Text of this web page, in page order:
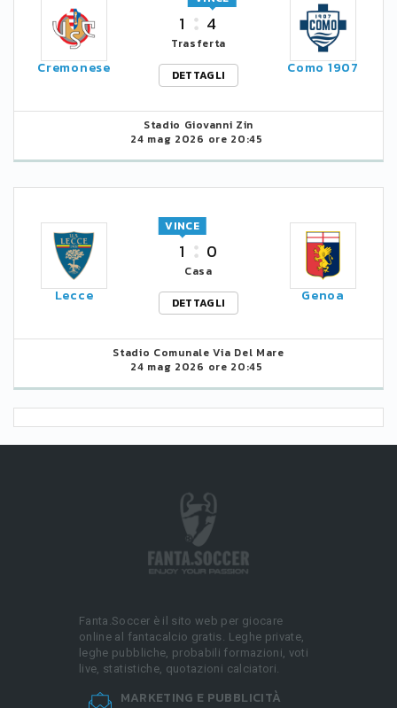
Cremonese
1 4
Trasferta
DETTAGLI
Como 1907
Stadio Giovanni Zin
24 mag 2026 ore 20:45
Lecce
1
VINCE
0
Casa
DETTAGLI
Genoa
Stadio Comunale Via Del Mare
24 mag 2026 ore 20:45
Fanta.Soccer è il sito web per giocare
online al fantacalcio gratis. Leghe private,
leghe pubbliche, probabili formazioni, voti
live, statistiche, quotazioni calciatori.
MARKETING E PUBBLICITÀ